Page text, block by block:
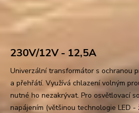
230V/12V - 12,5A
Univerzální transformátor s ochranou
a přehřátí. Využívá chlazení volným
nutné ho nezakrývat. Pro osvětlovací
napájením (většinou technologie LED -